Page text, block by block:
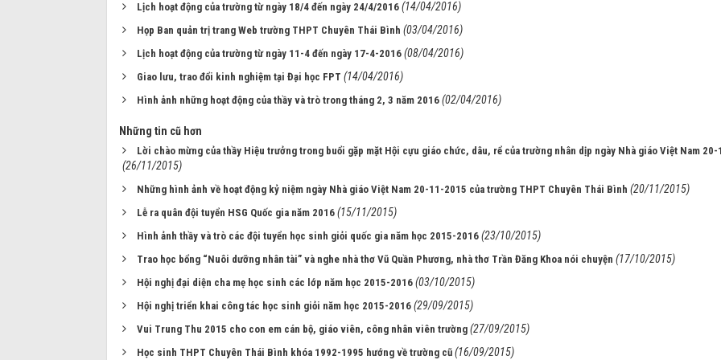
Lịch hoạt động của trường từ ngày 18/4 đến ngày 24/4/2016 (14/04/2016)
Họp Ban quản trị trang Web trường THPT Chuyên Thái Bình (03/04/2016)
Lịch hoạt động của trường từ ngày 11-4 đến ngày 17-4-2016 (08/04/2016)
Giao lưu, trao đổi kinh nghiệm tại Đại học FPT (14/04/2016)
Hình ảnh những hoạt động của thầy và trò trong tháng 2, 3 năm 2016 (02/04/2016)
Những tin cũ hơn
Lời chào mừng của thầy Hiệu trưởng trong buổi gặp mặt Hội cựu giáo chức, dâu, rể của trường nhân dịp ngày Nhà giáo Việt Nam 20-
(26/11/2015)
Những hình ảnh về hoạt động kỷ niệm ngày Nhà giáo Việt Nam 20-11-2015 của trường THPT Chuyên Thái Bình (20/11/2015)
Lễ ra quân đội tuyển HSG Quốc gia năm 2016 (15/11/2015)
Hình ảnh thầy và trò các đội tuyển học sinh giỏi quốc gia năm học 2015-2016 (23/10/2015)
Trao học bổng “Nuôi dưỡng nhân tài” và nghe nhà thơ Vũ Quần Phương, nhà thơ Trần Đăng Khoa nói chuyện (17/10/2015)
Hội nghị đại diện cha mẹ học sinh các lớp năm học 2015-2016 (03/10/2015)
Hội nghị triển khai công tác học sinh giỏi năm học 2015-2016 (29/09/2015)
Vui Trung Thu 2015 cho con em cán bộ, giáo viên, công nhân viên trường (27/09/2015)
Học sinh THPT Chuyên Thái Bình khóa 1992-1995 hướng về trường cũ (16/09/2015)